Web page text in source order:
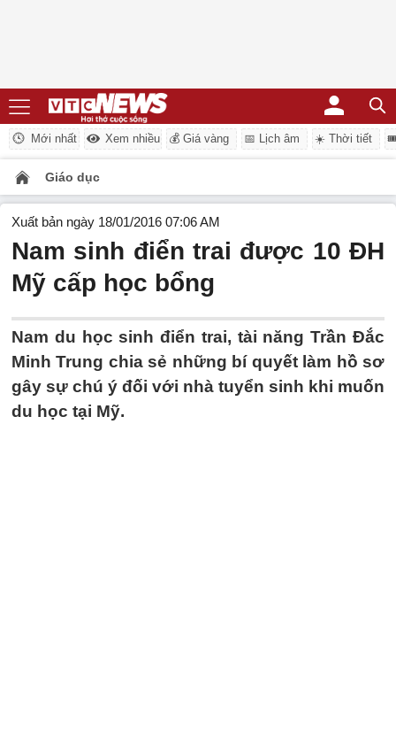
Mới nhất Xem nhiều 💰 Giá vàng 📅 Lịch âm ☀️ Thời tiết
Giáo dục
Xuất bản ngày 18/01/2016 07:06 AM
Nam sinh điển trai được 10 ĐH
Mỹ cấp học bổng
Nam du học sinh điển trai, tài năng Trần Đắc
Minh Trung chia sẻ những bí quyết làm hồ sơ
gây sự chú ý đối với nhà tuyển sinh khi muốn
du học tại Mỹ.